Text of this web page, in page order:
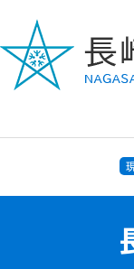
ジ
で
ュ
ば